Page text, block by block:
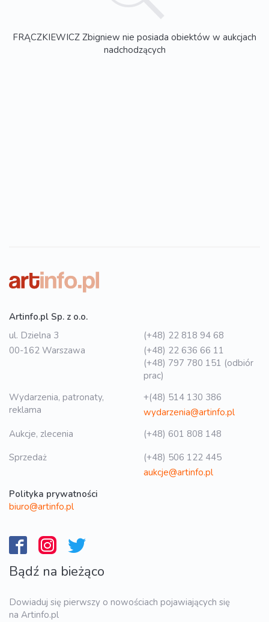
FRĄCZKIEWICZ Zbigniew nie posiada obiektów w aukcjach
nadchodzących
Artinfo.pl Sp. z o.o.
ul. Dzielna 3
00-162 Warszawa
(+48) 22 818 94 68
(+48) 22 636 66 11
(+48) 797 780 151 (odbiór
prac)
Wydarzenia, patronaty,
reklama
+(48) 514 130 386
wydarzenia@artinfo.pl
Aukcje, zlecenia
(+48) 601 808 148
Sprzedaż
(+48) 506 122 445
aukcje@artinfo.pl
Polityka prywatności
biuro@artinfo.pl
Bądź na bieżąco
Dowiaduj się pierwszy o nowościach pojawiających się
na Artinfo.pl